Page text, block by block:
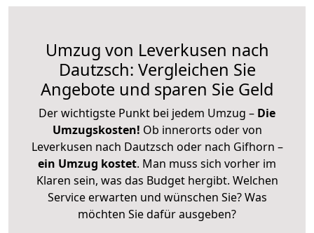
Umzug von Leverkusen nach
Dautzsch: Vergleichen Sie
Angebote und sparen Sie Geld
Der wichtigste Punkt bei jedem Umzug – Die
Umzugskosten! Ob innerorts oder von
Leverkusen nach Dautzsch oder nach Gifhorn –
ein Umzug kostet. Man muss sich vorher im
Klaren sein, was das Budget hergibt. Welchen
Service erwarten und wünschen Sie? Was
möchten Sie dafür ausgeben?